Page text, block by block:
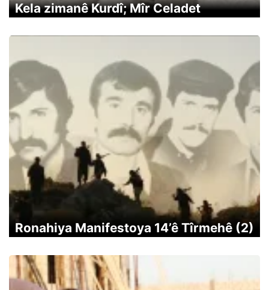
Kela zimanê Kurdî; Mîr Celadet
Ronahiya Manifestoya 14’ê Tîrmehê (2)